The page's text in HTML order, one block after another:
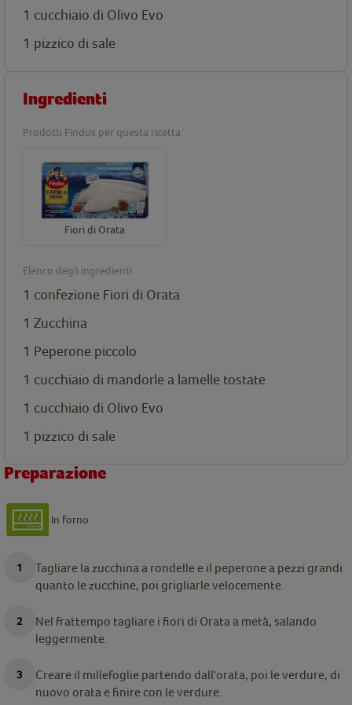
1 cucchiaio di Olivo Evo
1 pizzico di sale
Ingredienti
Prodotti Findus per questa ricetta
Fiori di Orata
Elenco degli ingredienti
1 confezione Fiori di Orata
1 Zucchina
1 Peperone piccolo
1 cucchiaio di mandorle a lamelle tostate
1 cucchiaio di Olivo Evo
1 pizzico di sale
Preparazione
In forno
Tagliare la zucchina a rondelle e il peperone a pezzi grandi
quanto le zucchine, poi grigliarle velocemente.
Nel frattempo tagliare i fiori di Orata a metà, salando
leggermente.
Creare il millefoglie partendo dall'orata, poi le verdure, di
nuovo orata e finire con le verdure.